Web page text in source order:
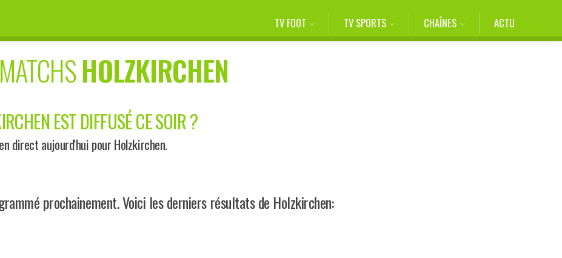
TV FOOT TV SPORTS CHAÎNES ACTU
HOLZKIRCHEN
EST DIFFUSÉ CE SOIR ?
direct aujourd'hui pour Holzkirchen.
prochainement. Voici les derniers résultats de Holzkirchen: